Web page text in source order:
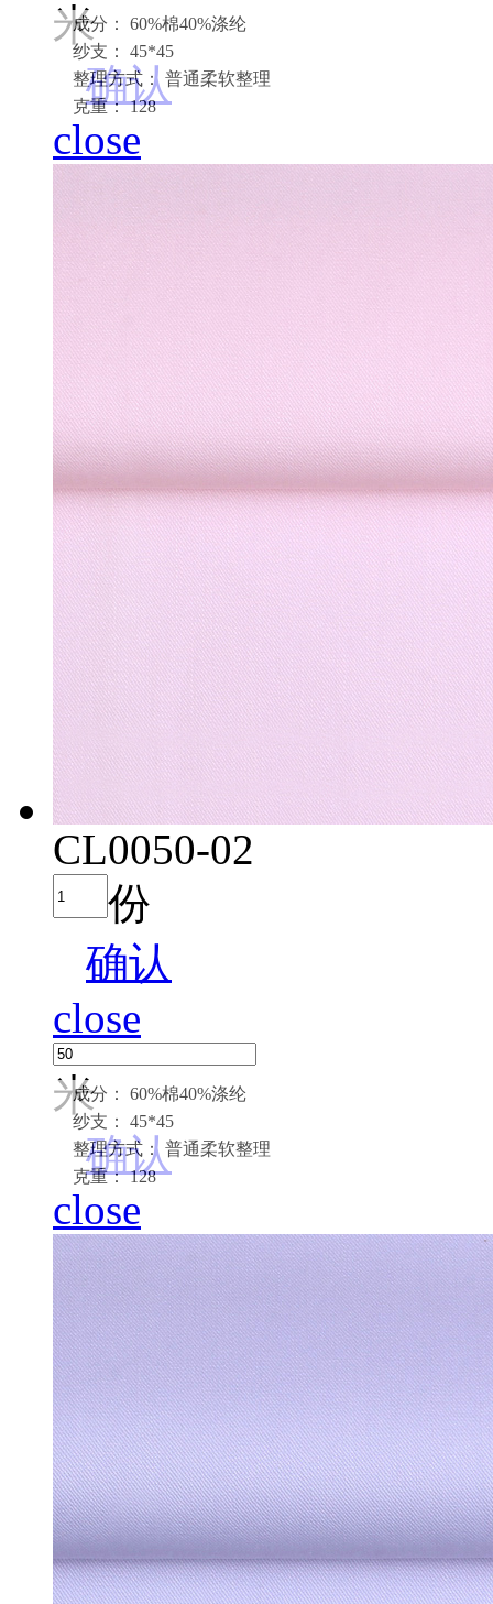
成分： 60%棉40%涤纶
纱支： 45*45
整理方式： 普通柔软整理
克重： 128
米
确认
close
成分： 60%棉40%涤纶
纱支： 45*45
整理方式： 普通柔软整理
克重： 128
CL0050-02
份
确认
close
米
确认
close